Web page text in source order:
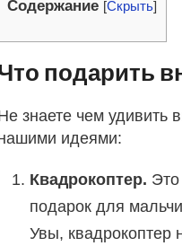
Содержание [Скрыть]
подарить
знаете чем удивить
идеями:
Квадрокоптер.
подарок для
Увы, квадрокоптер